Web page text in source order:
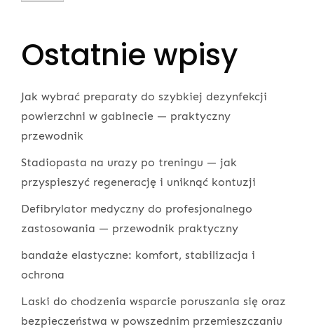
Ostatnie wpisy
Jak wybrać preparaty do szybkiej dezynfekcji
powierzchni w gabinecie — praktyczny
przewodnik
Stadiopasta na urazy po treningu — jak
przyspieszyć regenerację i uniknąć kontuzji
Defibrylator medyczny do profesjonalnego
zastosowania — przewodnik praktyczny
bandaże elastyczne: komfort, stabilizacja i
ochrona
Laski do chodzenia wsparcie poruszania się oraz
bezpieczeństwa w powszednim przemieszczaniu